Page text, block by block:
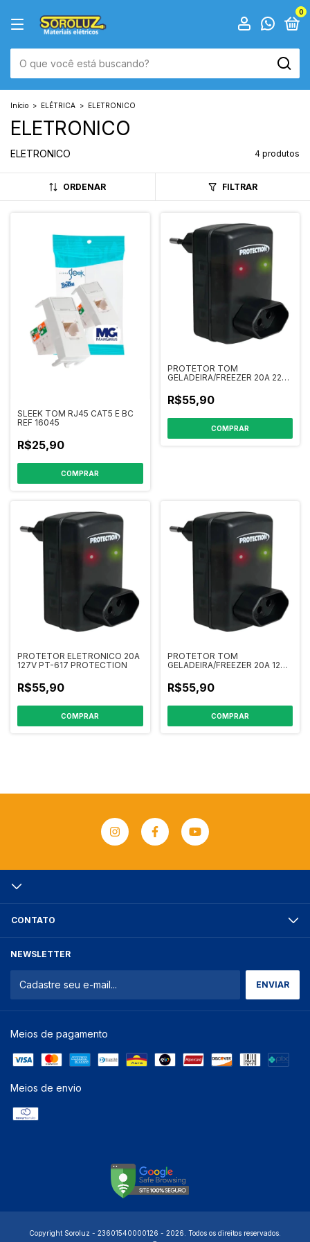
0
Início > ELÉTRICA > ELETRONICO
ELETRONICO
ELETRONICO 4 produtos
ORDENAR FILTRAR
SLEEK TOM RJ45 CAT5 E BC
REF 16045
R$25,90
PROTETOR TOM
GELADEIRA/FREEZER 20A 220V
R$55,90
PROTETOR ELETRONICO 20A
127V PT-617 PROTECTION
R$55,90
PROTETOR TOM
GELADEIRA/FREEZER 20A 127V
R$55,90
CONTATO
NEWSLETTER
Meios de pagamento
Meios de envio
Copyright Soroluz - 23601540000126 - 2026. Todos os direitos reservados.